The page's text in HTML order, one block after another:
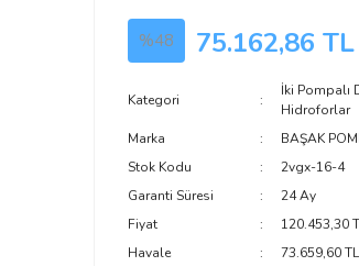
%48 75.162,86 TL
Kategori
İki Pompalı
Hidroforlar
Marka
BAŞAK
Stok Kodu
2vgx-16-4
Garanti Süresi
24 Ay
Fiyat
120.453,30
Havale
73.659,60